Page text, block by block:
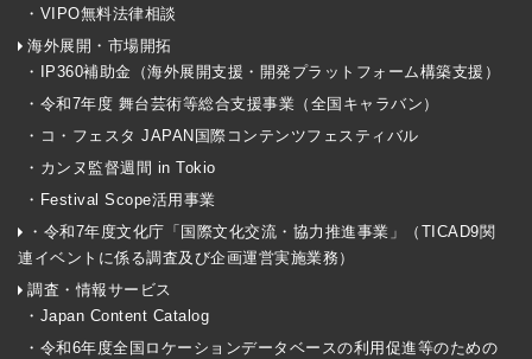
・VIPO無料法律相談
海外展開・市場開拓
・IP360補助金（海外展開支援・開発プラットフォーム構築支援）
・令和7年度 舞台芸術等総合支援事業（全国キャラバン）
・コ・フェスタ JAPAN国際コンテンツフェスティバル
・カンヌ監督週間 in Tokio
・Festival Scope活用事業
・令和7年度文化庁「国際文化交流・協力推進事業」（TICAD9関
連イベントに係る調査及び企画運営実施業務）
調査・情報サービス
・Japan Content Catalog
・令和6年度全国ロケーションデータベースの利用促進等のための